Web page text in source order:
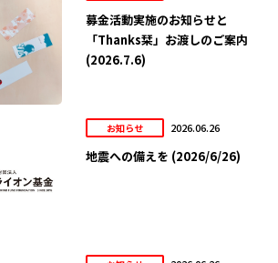
募金活動実施のお知らせと
「Thanks栞」お渡しのご案内
(2026.7.6)
お知らせ 2026.06.26
地震への備えを (2026/6/26)